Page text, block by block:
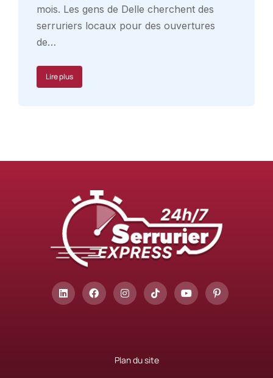
mois. Les gens de Delle cherchent des
serruriers locaux pour des ouvertures
de…
Lire plus
Plan du site